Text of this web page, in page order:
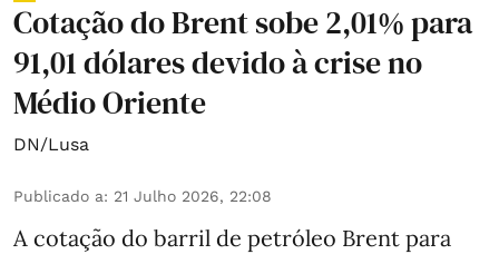
Cotação do Brent sobe 2,01% para
91,01 dólares devido à crise no
Médio Oriente
DN/Lusa
Publicado a: 21 Julho 2026, 22:08
A cotação do barril de petróleo Brent para